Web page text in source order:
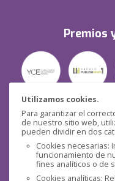
Utilizamos cookies.
Para garantizar el
de nuestro sitio web,
pueden dividir en dos
Cookies necesarias:
funcionamiento de
fines analíticos o de
Cookies analíticas:
Premios